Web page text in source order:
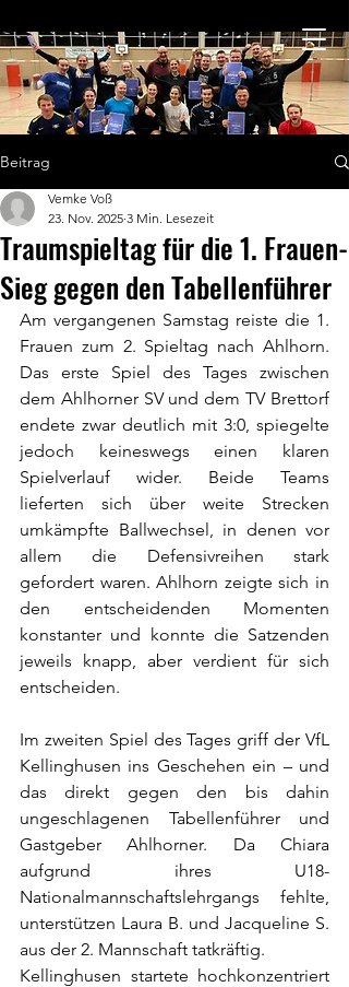
Beitrag
Traumspieltag für die 1. Frauen-
Sieg gegen den Tabellenführer
Vemke Voß
23. Nov. 2025 3 Min. Lesezeit
Am vergangenen Samstag reiste die 1.
Frauen zum 2. Spieltag nach Ahlhorn.
Das erste Spiel des Tages zwischen
dem Ahlhorner SV und dem TV Brettorf
endete zwar deutlich mit 3:0, spiegelte
jedoch keineswegs einen klaren
Spielverlauf wider. Beide Teams
lieferten sich über weite Strecken
umkämpfte Ballwechsel, in denen vor
allem die Defensivreihen stark
gefordert waren. Ahlhorn zeigte sich in
den entscheidenden Momenten
konstanter und konnte die Satzenden
jeweils knapp, aber verdient für sich
entscheiden.
Im zweiten Spiel des Tages griff der VfL
Kellinghusen ins Geschehen ein – und
das direkt gegen den bis dahin
ungeschlagenen Tabellenführer und
Gastgeber Ahlhorner. Da Chiara
aufgrund ihres U18-
Nationalmannschaftslehrgangs fehlte,
unterstützen Laura B. und Jacqueline S.
aus der 2. Mannschaft tatkräftig.
Kellinghusen startete hochkonzentriert